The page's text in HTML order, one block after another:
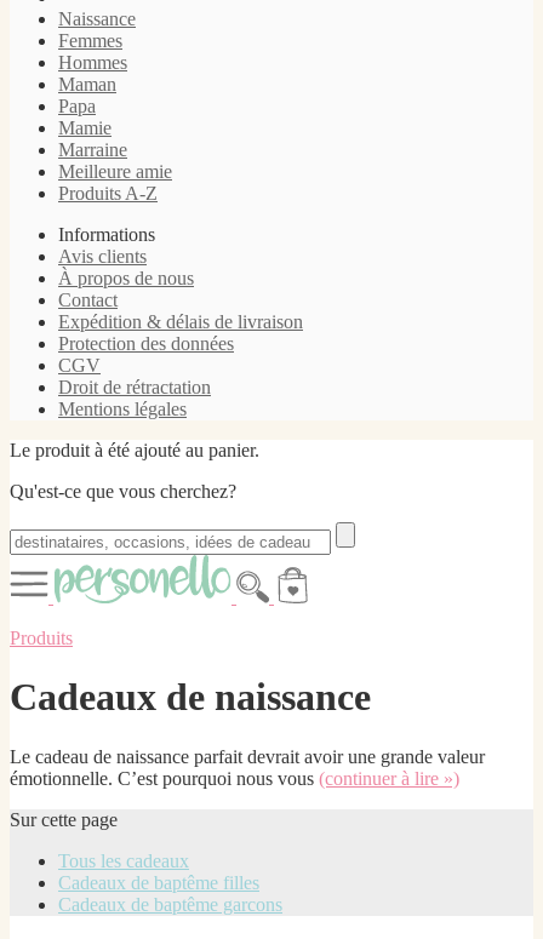
Naissance
Femmes
Hommes
Maman
Papa
Mamie
Marraine
Meilleure amie
Produits A-Z
Informations
Avis clients
À propos de nous
Contact
Expédition & délais de livraison
Protection des données
CGV
Droit de rétractation
Mentions légales
Le produit à été ajouté au panier.
Qu'est-ce que vous cherchez?
Produits
Cadeaux de naissance
Le cadeau de naissance parfait devrait avoir une grande valeur
émotionnelle. C’est pourquoi nous vous (continuer à lire »)
Sur cette page
Tous les cadeaux
Cadeaux de baptême filles
Cadeaux de baptême garcons